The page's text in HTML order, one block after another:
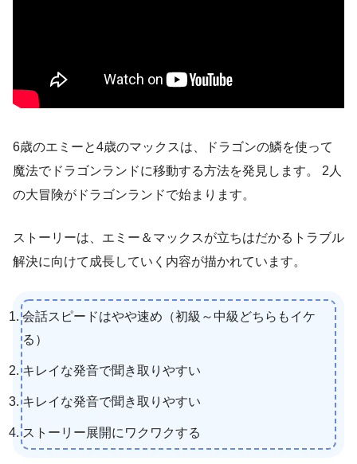
6歳のエミーと4歳のマックスは、ドラゴンの鱗を使って
魔法でドラゴンランドに移動する方法を発見します。 2人
の大冒険がドラゴンランドで始まります。
ストーリーは、エミー＆マックスが立ちはだかるトラブル
解決に向けて成長していく内容が描かれています。
会話スピードはやや速め（初級～中級どちらもイケ
る）
キレイな発音で聞き取りやすい
キレイな発音で聞き取りやすい
ストーリー展開にワクワクする